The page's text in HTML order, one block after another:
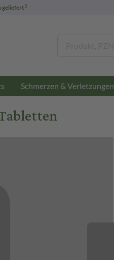
geliefert3
Schmerzen & Verletzungen